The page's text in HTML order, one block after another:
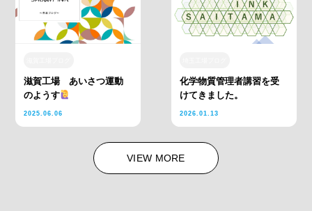
滋賀工場 あいさつ運動
のようす
2025.06.06
化学物質管理者講習を受
けてきました。
2026.01.13
VIEW MORE